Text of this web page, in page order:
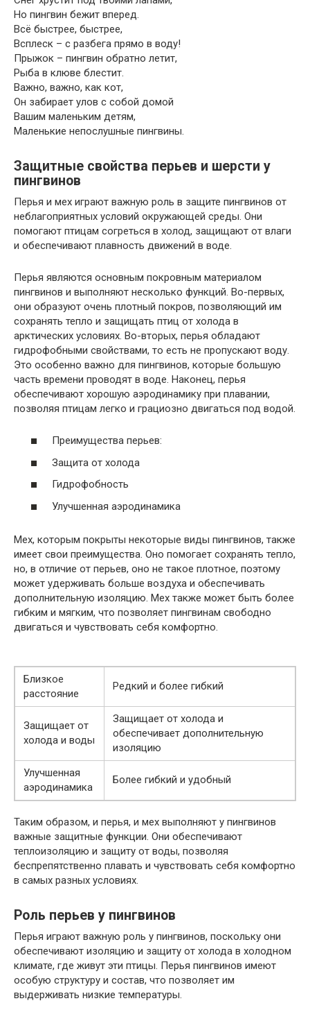
Но пингвин бежит вперед.
Всё быстрее, быстрее,
Всплеск – с разбега прямо в воду!
Прыжок – пингвин обратно летит,
Рыба в клюве блестит.
Важно, важно, как кот,
Он забирает улов с собой домой
Вашим маленьким детям,
Маленькие непослушные пингвины.
Защитные свойства перьев и шерсти у
пингвинов
Перья и мех играют важную роль в защите пингвинов от
неблагоприятных условий окружающей среды. Они
помогают птицам согреться в холод, защищают от влаги
и обеспечивают плавность движений в воде.
Перья являются основным покровным материалом
пингвинов и выполняют несколько функций. Во-первых,
они образуют очень плотный покров, позволяющий им
сохранять тепло и защищать птиц от холода в
арктических условиях. Во-вторых, перья обладают
гидрофобными свойствами, то есть не пропускают воду.
Это особенно важно для пингвинов, которые большую
часть времени проводят в воде. Наконец, перья
обеспечивают хорошую аэродинамику при плавании,
позволяя птицам легко и грациозно двигаться под водой.
Преимущества перьев:
Защита от холода
Гидрофобность
Улучшенная аэродинамика
Мех, которым покрыты некоторые виды пингвинов, также
имеет свои преимущества. Оно помогает сохранять тепло,
но, в отличие от перьев, оно не такое плотное, поэтому
может удерживать больше воздуха и обеспечивать
дополнительную изоляцию. Мех также может быть более
гибким и мягким, что позволяет пингвинам свободно
двигаться и чувствовать себя комфортно.
Близкое
расстояние
Редкий и более гибкий
Защищает от
холода и воды
Защищает от холода и
обеспечивает дополнительную
изоляцию
Улучшенная
аэродинамика
Более гибкий и удобный
Таким образом, и перья, и мех выполняют у пингвинов
важные защитные функции. Они обеспечивают
теплоизоляцию и защиту от воды, позволяя
беспрепятственно плавать и чувствовать себя комфортно
в самых разных условиях.
Роль перьев у пингвинов
Перья играют важную роль у пингвинов, поскольку они
обеспечивают изоляцию и защиту от холода в холодном
климате, где живут эти птицы. Перья пингвинов имеют
особую структуру и состав, что позволяет им
выдерживать низкие температуры.